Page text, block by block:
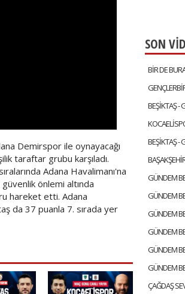
Demirspor ile oynayacağı
taraftar grubu karşıladı.
Adana Havalimanı'na
önlemi altında
hareket etti. Adana
da 37 puanla 7. sırada yer
SON
BEŞİKTAŞ -
BEŞİKTAŞ -